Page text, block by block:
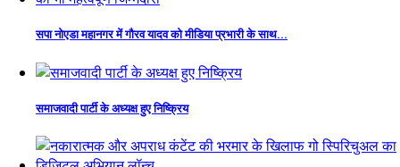
सपा नोएडा महानगर में गौरव यादव को मीडिया प्रभारी के साथ...
समाजवादी पार्टी के अध्यक्ष हुए निष्क्रिय